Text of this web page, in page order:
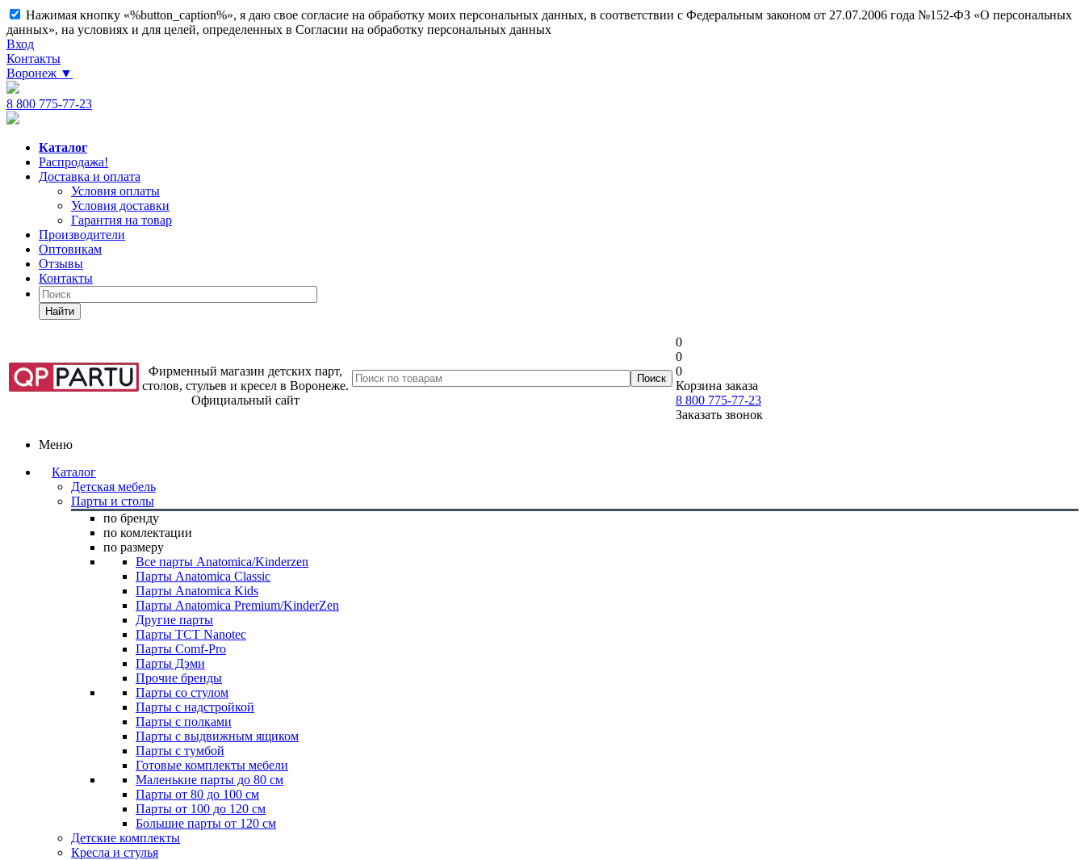
Нажимая кнопку «%button_caption%», я даю свое согласие на обработку моих персональных данных, в соответствии с Федеральным законом от 27.07.2006 года №152-ФЗ «О персональных
данных», на условиях и для целей, определенных в Согласии на обработку персональных данных
Вход
Контакты
Воронеж ▼
8 800 775-77-23
Каталог
Распродажа!
Доставка и оплата
Условия оплаты
Условия доставки
Гарантия на товар
Производители
Оптовикам
Отзывы
Контакты
Найти
Фирменный магазин детских парт,
столов, стульев и кресел в Воронеже.
Официальный сайт
0
0
0
Корзина заказа
8 800 775-77-23
Заказать звонок
Меню
Каталог
Детская мебель
Парты и столы
по бренду
по комлектации
по размеру
Все парты Anatomica/Kinderzen
Парты Anatomica Classic
Парты Anatomica Kids
Парты Anatomica Premium/KinderZen
Другие парты
Парты TCT Nanotec
Парты Comf-Pro
Парты Дэми
Прочие бренды
Парты со стулом
Парты с надстройкой
Парты с полками
Парты с выдвижным ящиком
Парты с тумбой
Готовые комплекты мебели
Маленькие парты до 80 см
Парты от 80 до 100 см
Парты от 100 до 120 см
Большие парты от 120 см
Детские комплекты
Кресла и стулья